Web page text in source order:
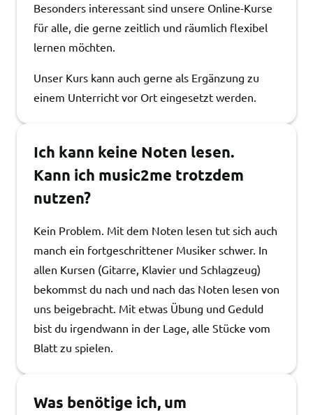
Besonders interessant sind unsere Online-Kurse
für alle, die gerne zeitlich und räumlich flexibel
lernen möchten.
Unser Kurs kann auch gerne als Ergänzung zu
einem Unterricht vor Ort eingesetzt werden.
Ich kann keine Noten lesen.
Kann ich music2me trotzdem
nutzen?
Kein Problem. Mit dem Noten lesen tut sich auch
manch ein fortgeschrittener Musiker schwer. In
allen Kursen (Gitarre, Klavier und Schlagzeug)
bekommst du nach und nach das Noten lesen von
uns beigebracht. Mit etwas Übung und Geduld
bist du irgendwann in der Lage, alle Stücke vom
Blatt zu spielen.
Was benötige ich, um